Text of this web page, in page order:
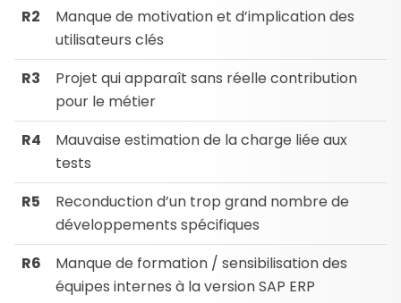
R2
Manque de motivation et d’implication des
utilisateurs clés
R3
Projet qui apparaît sans réelle contribution
pour le métier
R4
Mauvaise estimation de la charge liée aux
tests
R5
Reconduction d’un trop grand nombre de
développements spécifiques
R6
Manque de formation / sensibilisation des
équipes internes à la version SAP ERP